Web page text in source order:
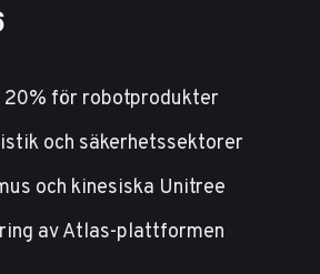
för robotprodukter
och säkerhetssektorer
och kinesiska Unitree
av Atlas-plattformen